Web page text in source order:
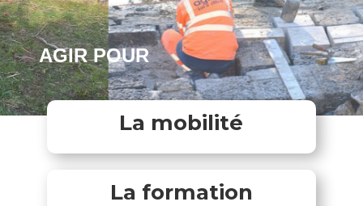
AGIR POUR
La mobilité
La formation